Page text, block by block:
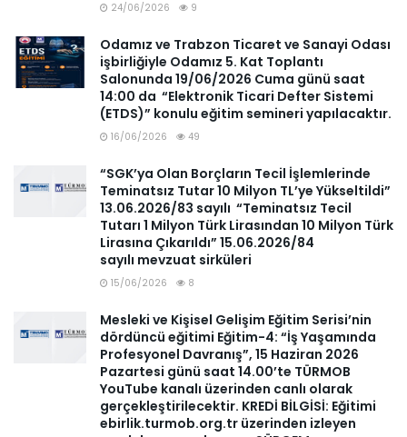
24/06/2026 9
Odamız ve Trabzon Ticaret ve Sanayi Odası
işbirliğiyle Odamız 5. Kat Toplantı
Salonunda 19/06/2026 Cuma günü saat
14:00 da “Elektronik Ticari Defter Sistemi
(ETDS)” konulu eğitim semineri yapılacaktır.
16/06/2026 49
“SGK’ya Olan Borçların Tecil İşlemlerinde
Teminatsız Tutar 10 Milyon TL’ye Yükseltildi”
13.06.2026/83 sayılı “Teminatsız Tecil
Tutarı 1 Milyon Türk Lirasından 10 Milyon Türk
Lirasına Çıkarıldı” 15.06.2026/84
sayılı mevzuat sirküleri
15/06/2026 8
Mesleki ve Kişisel Gelişim Eğitim Serisi’nin
dördüncü eğitimi Eğitim-4: “İş Yaşamında
Profesyonel Davranış”, 15 Haziran 2026
Pazartesi günü saat 14.00’te TÜRMOB
YouTube kanalı üzerinden canlı olarak
gerçekleştirilecektir. KREDİ BİLGİSİ: Eğitimi
ebirlik.turmob.org.tr üzerinden izleyen